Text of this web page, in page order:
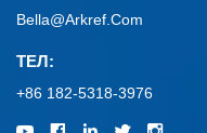
Bella@arkref.com
ТЕЛ:
+86 182-5318-3976